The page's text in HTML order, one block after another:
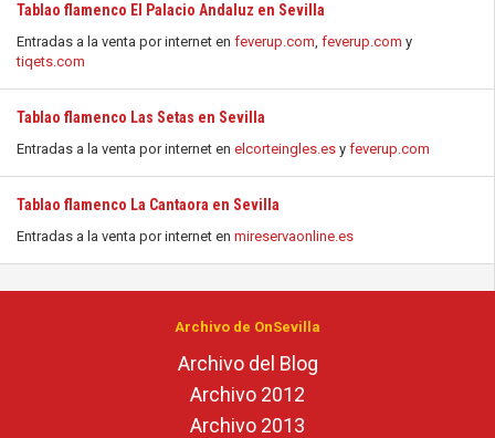
Tablao flamenco El Palacio Andaluz en Sevilla
Entradas a la venta por internet en feverup.com, feverup.com y
tiqets.com
Tablao flamenco Las Setas en Sevilla
Entradas a la venta por internet en elcorteingles.es y feverup.com
Tablao flamenco La Cantaora en Sevilla
Entradas a la venta por internet en mireservaonline.es
Archivo de OnSevilla
Archivo del Blog
Archivo 2012
Archivo 2013